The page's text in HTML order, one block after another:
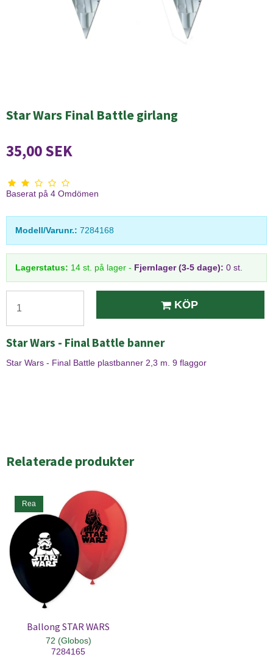
Star Wars Final Battle girlang
35,00 SEK
Baserat på 4 Omdömen
Modell/Varunr.: 7284168
Lagerstatus: 14 st. på lager - Fjernlager (3-5 dage): 0 st.
KÖP
Star Wars - Final Battle banner
Star Wars - Final Battle plastbanner 2,3 m. 9 flaggor
Relaterade produkter
Rea
Ballong STAR WARS
72 (Globos)
7284165